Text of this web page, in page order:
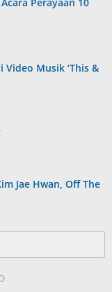
Musik ‘This &
Jae Hwan, Off The